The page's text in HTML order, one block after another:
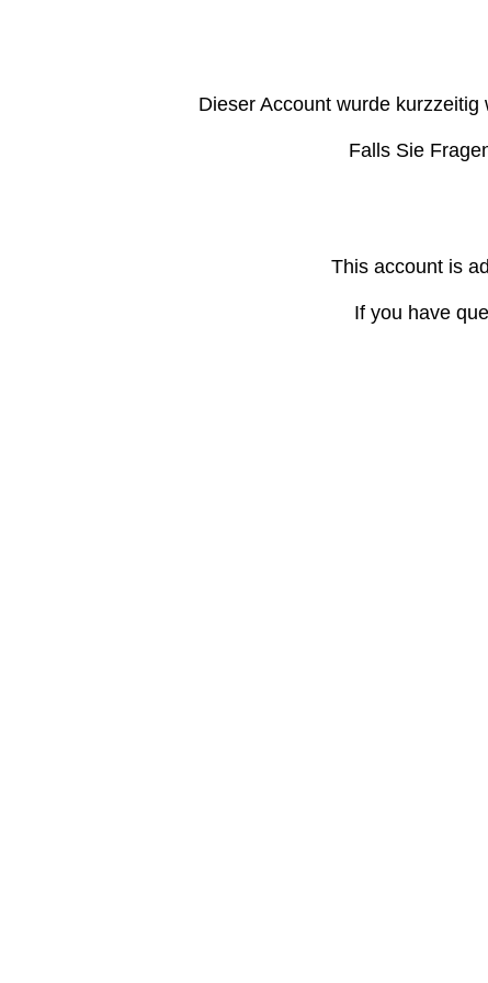
Dieser Account wurde
Falls Sie
This account is
If you have